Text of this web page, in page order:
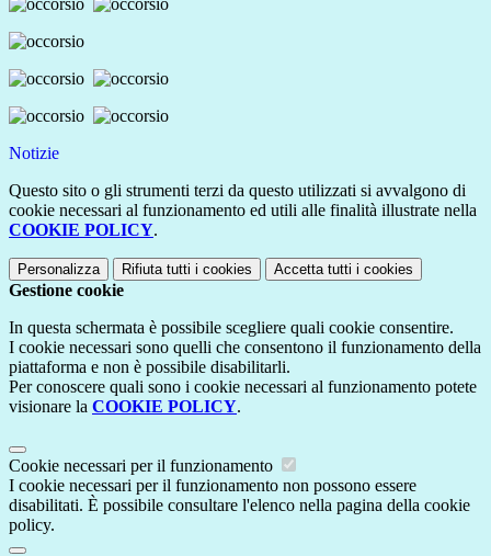
Notizie
Questo sito o gli strumenti terzi da questo utilizzati si avvalgono di
cookie necessari al funzionamento ed utili alle finalità illustrate nella
COOKIE POLICY.
Personalizza Rifiuta tutti i cookies Accetta tutti i cookies
Gestione cookie
In questa schermata è possibile scegliere quali cookie consentire.
I cookie necessari sono quelli che consentono il funzionamento della
piattaforma e non è possibile disabilitarli.
Per conoscere quali sono i cookie necessari al funzionamento potete
visionare la COOKIE POLICY.
Cookie necessari per il funzionamento
I cookie necessari per il funzionamento non possono essere
disabilitati. È possibile consultare l'elenco nella pagina della cookie
policy.